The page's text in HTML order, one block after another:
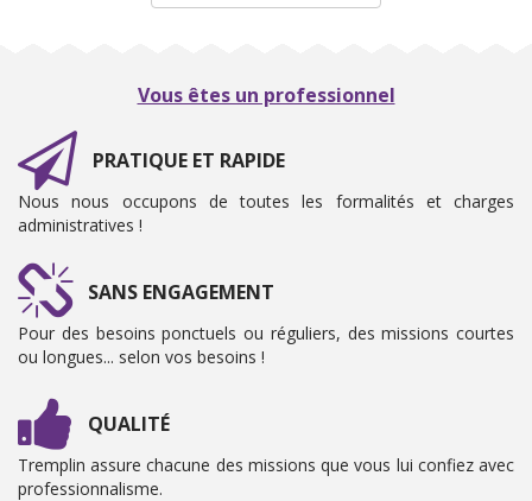
Vous êtes un professionnel
PRATIQUE ET RAPIDE
Nous nous occupons de toutes les formalités et charges
administratives !
SANS ENGAGEMENT
Pour des besoins ponctuels ou réguliers, des missions courtes
ou longues... selon vos besoins !
QUALITÉ
Tremplin assure chacune des missions que vous lui confiez avec
professionnalisme.